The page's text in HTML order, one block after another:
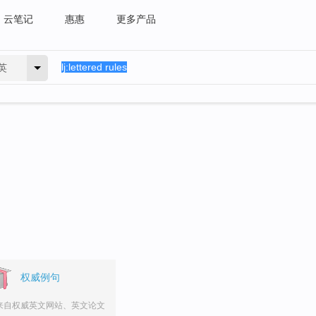
云笔记 惠惠 更多产品
权威例句
自权威英文网站、英文论文